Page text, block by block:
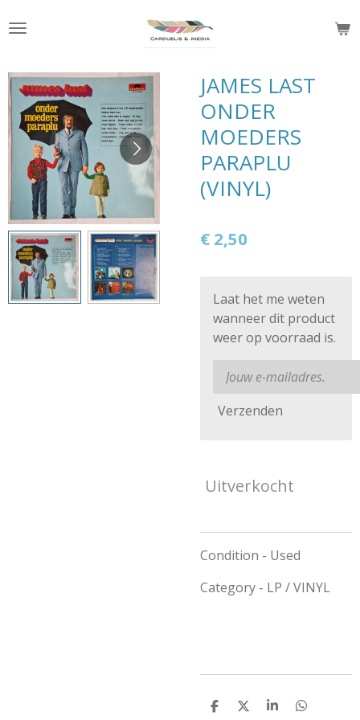
direct
de
hoofdinhoud
JAMES LAST
ONDER
MOEDERS
PARAPLU
(VINYL)
€ 2,50
Laat het me weten
wanneer dit product
weer op voorraad is.
Verzenden
Uitverkocht
Condition - Used
Category - LP / VINYL
D
D
S
D